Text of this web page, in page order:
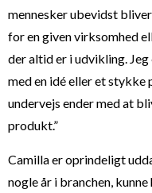
mennesker ubevidst
for en given virksomhed
der altid er i udvikling.
med en idé eller et
undervejs ender med at
produkt.”
Camilla er oprindeligt
nogle år i branchen,